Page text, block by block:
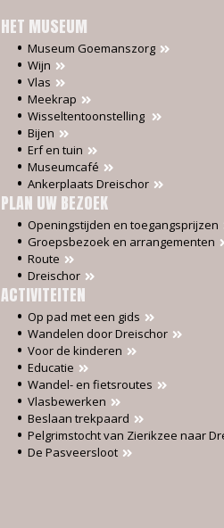
HET MUSEUM
Museum Goemanszorg
Wijn
Vlas
Meekrap
Wisseltentoonstelling
Bijen
Erf en tuin
Museumcafé
Ankerplaats Dreischor
PLAN UW BEZOEK
Openingstijden en toegangsprijzen
Groepsbezoek en arrangementen
Route
Dreischor
ACTIVITEITEN
Op pad met een gids
Wandelen door Dreischor
Voor de kinderen
Educatie
Wandel- en fietsroutes
Vlasbewerken
Beslaan trekpaard
Pelgrimstocht van Zierikzee naar
De Pasveersloot